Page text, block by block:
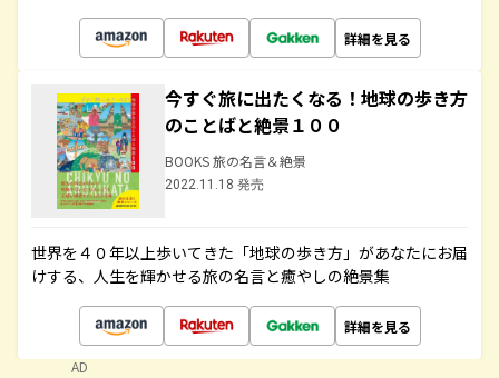
詳細を見る
今すぐ旅に出たくなる！地球の歩き方
のことばと絶景１００
BOOKS 旅の名言＆絶景
2022.11.18 発売
世界を４０年以上歩いてきた「地球の歩き方」があなたにお届
けする、人生を輝かせる旅の名言と癒やしの絶景集
詳細を見る
AD